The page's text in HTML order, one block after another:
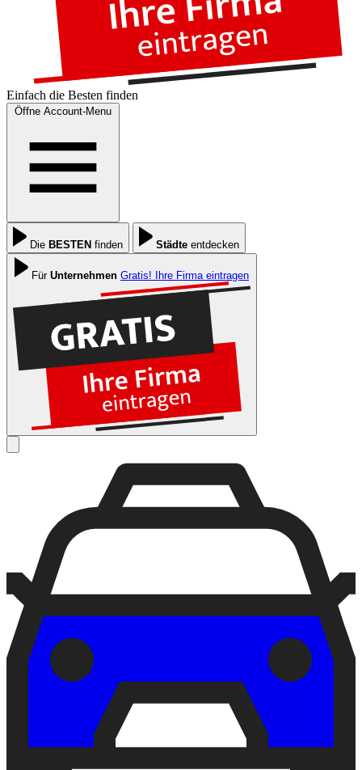
Einfach die Besten finden
Öffne Account-Menu
Die BESTEN finden Städte entdecken
Für Unternehmen Gratis! Ihre Firma eintragen